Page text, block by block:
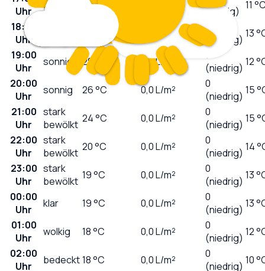
Uhr
sonnig 29°C
(mäßig) 11
18:00
Uhr
L/m²
2
(niedrig) 13
19:00
Uhr
sonnig 28 °C 0,0L/m²
1
(niedrig) 12
20:00
Uhr
sonnig 26°C 0,0L/m²
0
(niedrig) 15
21:00
Uhr
stark
bewölkt 24°C 0,0L/m²
0
(niedrig) 15
22:00
Uhr
stark
bewölkt 20°C 0,0L/m²
0
(niedrig) 14
23:00
Uhr
stark
bewölkt 19°C 0,0L/m²
0
(niedrig) 13
00:00
Uhr
klar 19°C 0,0L/m²
0
(niedrig) 13
01:00
Uhr
wolkig 18°C 0,0L/m²
0
(niedrig) 12
02:00
Uhr
bedeckt18°C 0,0L/m²
0
(niedrig) 10